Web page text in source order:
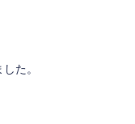
た。